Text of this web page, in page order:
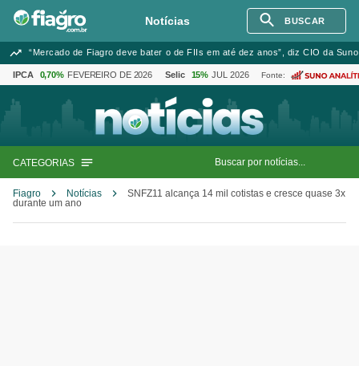
Notícias BUSCAR
“Mercado de Fiagro deve bater o de FIIs em até dez anos”, diz CIO da
IPCA 0,70% FEVEREIRO DE 2026 Selic 15% JUL 2026 Fonte:
CATEGORIAS
Fiagro Notícias
SNFZ11 alcança 14 mil cotistas e cresce quase 3x
durante um ano